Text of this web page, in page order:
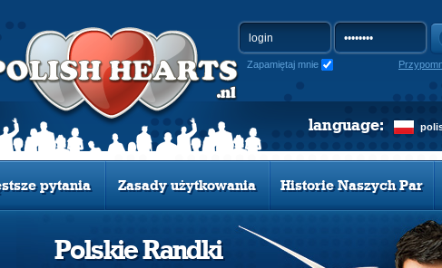
Zapamiętaj mnie
language:
pytania Zasady użytkowania Historie Naszych Par
Polskie Randki